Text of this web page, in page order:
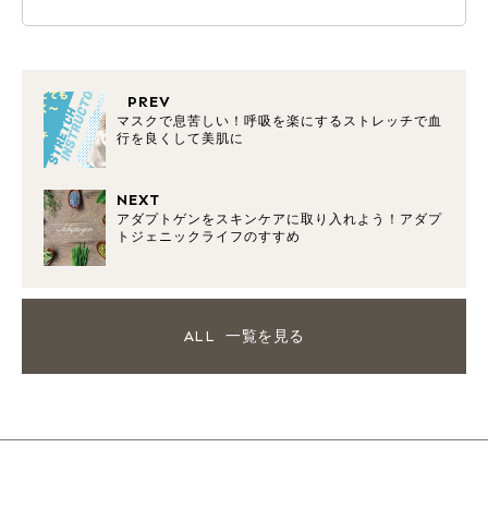
PREV
マスクで息苦しい！呼吸を楽にするストレッチで血
行を良くして美肌に
NEXT
アダプトゲンをスキンケアに取り入れよう！アダプ
トジェニックライフのすすめ
ALL 一覧を見る